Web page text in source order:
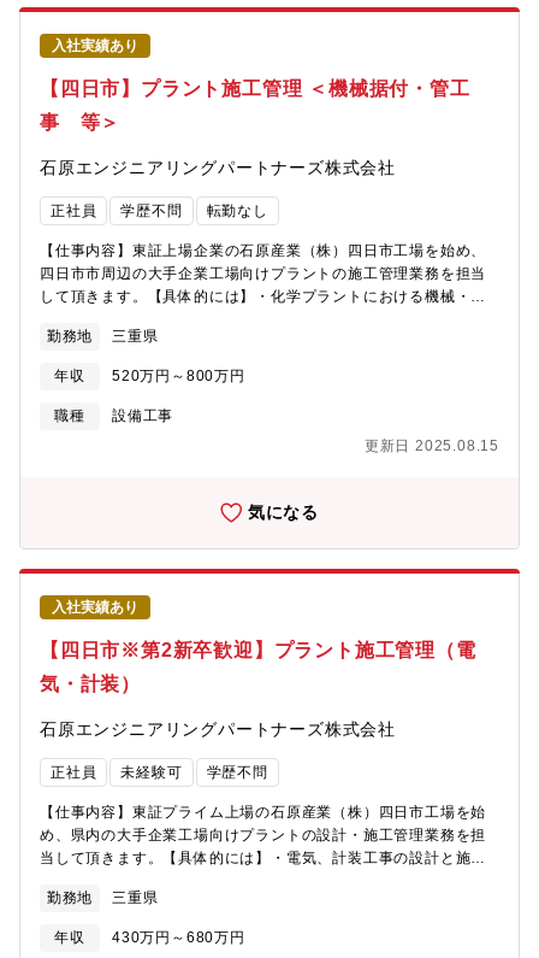
在籍しています。【当社の特徴】◇2012年1月に石原化工建設株
式会社から分割し、技術やノウハウを持ちながら新会社として立
ち上がりました。工場の自家発設備の計画、設計、建設、保守、
操業に関わる全てのサービスを提供しております。◇豊富な経験
と実績が買われ、三重県下の建設業では10年以上連続で完工高ト
ップクラスです。◇親会社である石原産業株式会社（東証プライ
っています。また四日市（本社）近辺の化学系コンビナートから
の民間工事の売上が約30％です。安定した売上基盤と、売上拡大
に向けた新規受注へのバランスがよく、安定的に事業を拡大して
入社実績あり
【四日市】プラント施工管理 ＜機械据付・管工
事 等＞
石原エンジニアリングパートナーズ株式会社
正社員 学歴不問 転勤なし
【仕事内容】東証上場企業の石原産業（株）四日市工場を始め、
四日市市周辺の大手企業工場向けプラントの施工管理業務を担当
して頂きます。【具体的には】・化学プラントにおける機械・管
力会社の方々が働く施工管理（安全・品質・工程管理）が主とな
ります。・営業活動のサポートとして見積作成業務がありま
す。・発注者・協力会社との調整業務があります。・担当は経験
に応じて、相談の上決めていきます。【仕事の特徴】◇業務の約9
います。◇現場とデスクワークの割合は、6：4程度です。◇現地
現場の場合は社内にて業務となります。【働きやすい環境】◇年
間休日124日（土日祝休み）◇直行直帰OKで柔軟な働き方◇車通
勤可（駐車場完備）【充実の資格支援制度】資格受験料の支給、
受験のための講習会費用も負担します。また不定期ですが、部署
での勉強会も開催しており、スキルアップが目指せます。【組織
構成】第1工務部 第1工務グループと第2工務部 第2工務グループ
には、48名（本部長、副本部長、部長、副部長、グループリ ーダ
ー、マネージャー、主任、スタッフ35名）が在籍しています。
【当社の特徴】◇2012年1月に石原化工建設株式会社から分割
た。工場の自家発設備の計画、設計、建設、保守、操業に関わる
全てのサービスを提供しております。◇経験と実績が買われ、三
重県下の建設業では10年以上連続で完工高トップクラスです。◇
テナンスや新設の安定した売上が約70％となっています。また四
日市（本社）近辺の化学系コンビナートからの民間工事の売上が
約30％です。安定した売上基盤と、売上拡大に向けた新規受注へ
のバランスがよく、安定的に事業を拡大してきました。
勤務地 三重県
年収 520万円～800万円
職種
設備工事
更新日 2025.08.15
気になる
入社実績あり
【四日市※第2新卒歓迎】プラント施工管理（電
気・計装）
石原エンジニアリングパートナーズ株式会社
正社員 未経験可 学歴不問
【仕事内容】東証プライム上場の石原産業（株）四日市工場を始
め、県内の大手企業工場向けプラントの設計・施工管理業務を担
当して頂きます。【具体的には】・電気、計装工事の設計と施工
ントロールする仕事です。・協力会社の社員が働く現場管理、安
全管理・品質管理・工程管理が主となります。・発注者との打ち
合わせや、協力会社との調整業務も適宜あります。・将来的に
勤務地 三重県
年収 430万円～680万円